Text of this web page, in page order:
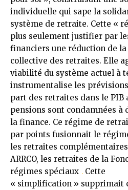
individuelle qui sape la
système de retraite. Cette «
plus seulement justifier par
financiers une réduction de
collective des retraites. Elle
viabilité du système actuel à
instrumentalise les
part des retraites dans le
pensions sont condamnées
la finance. Ce régime de
par points fusionnait le
les retraites
ARRCO, les retraites de la
régimes spéciaux . Cette
« simplification » supprimait